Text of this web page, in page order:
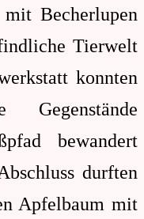
Becherlupen
Tierwelt
konnten
Gegenstände
bewandert
durften
Apfelbaum mit